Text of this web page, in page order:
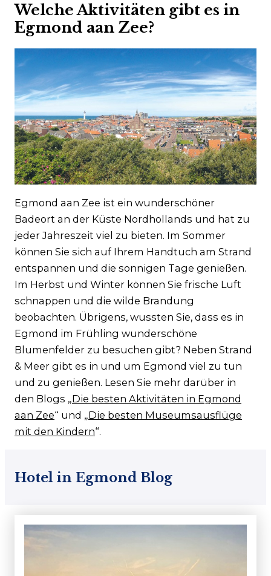
Welche Aktivitäten gibt es in
Egmond aan Zee?
Egmond aan Zee ist ein wunderschöner
Badeort an der Küste Nordhollands und hat zu
jeder Jahreszeit viel zu bieten. Im Sommer
können Sie sich auf Ihrem Handtuch am Strand
entspannen und die sonnigen Tage genießen.
Im Herbst und Winter können Sie frische Luft
schnappen und die wilde Brandung
beobachten. Übrigens, wussten Sie, dass es in
Egmond im Frühling wunderschöne
Blumenfelder zu besuchen gibt? Neben Strand
& Meer gibt es in und um Egmond viel zu tun
und zu genießen. Lesen Sie mehr darüber in
den Blogs „Die besten Aktivitäten in Egmond
aan Zee“ und „Die besten Museumsausflüge
mit den Kindern“.
Hotel in Egmond Blog